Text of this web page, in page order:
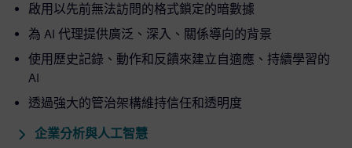
啟用以先前無法訪問的格式鎖定的暗數據
為 AI 代理提供廣泛、深入、關係導向的背景
使用歷史記錄、動作和反饋來建立自適應、持續學習的
AI
透過強大的管治架構維持信任和透明度
企業分析與人工智慧